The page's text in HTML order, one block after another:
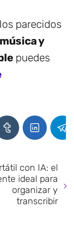
parecidos
y
puedes
con IA: el
ideal para
organizar y
transcribir